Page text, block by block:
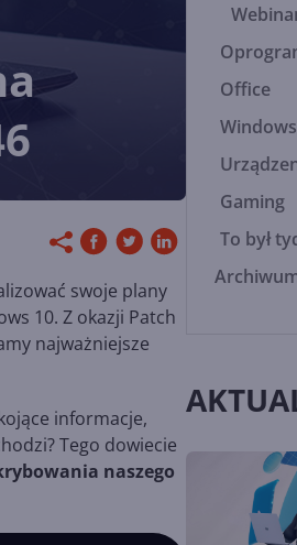
swoje plany
10. Z okazji Patch
najważniejsze
informacje,
Tego dowiecie
naszego
Office
Windows
Gaming
To był